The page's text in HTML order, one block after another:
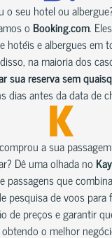
o seu hotel ou
o Booking.com.
hotéis e albergues em
na maioria dos
sua reserva sem
dias antes da data de
a sua
Dê uma olhada no
passagens que
pesquisa de voos para
de preços e garantir
obtendo o melhor